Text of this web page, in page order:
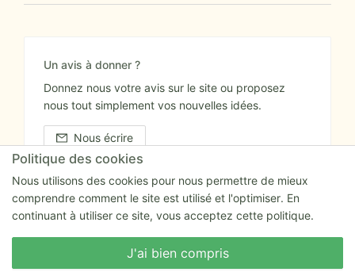
Un avis à donner ?
Donnez nous votre avis sur le site ou proposez
nous tout simplement vos nouvelles idées.
Nous écrire
Politique des cookies
Nous utilisons des cookies pour nous permettre de mieux
comprendre comment le site est utilisé et l'optimiser. En
continuant à utiliser ce site, vous acceptez cette politique.
J'ai bien compris